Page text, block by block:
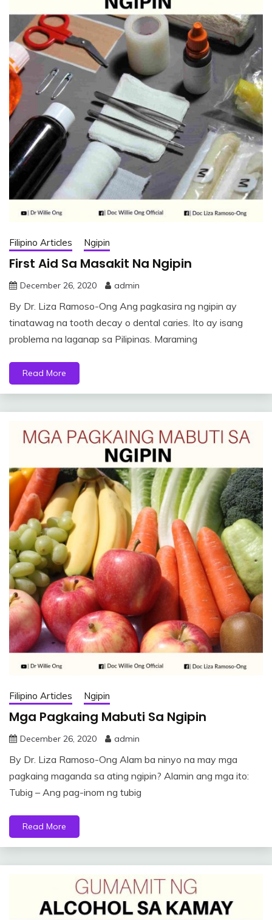
Filipino Articles Ngipin
First Aid Sa Masakit Na Ngipin
December 26, 2020 admin
By Dr. Liza Ramoso-Ong Ang pagkasira ng ngipin ay
tinatawag na tooth decay o dental caries. Ito ay isang
problema na laganap sa Pilipinas. Maraming
Read More
Filipino Articles Ngipin
Mga Pagkaing Mabuti Sa Ngipin
December 26, 2020 admin
By Dr. Liza Ramoso-Ong Alam ba ninyo na may mga
pagkaing maganda sa ating ngipin? Alamin ang mga ito:
Tubig – Ang pag-inom ng tubig
Read More